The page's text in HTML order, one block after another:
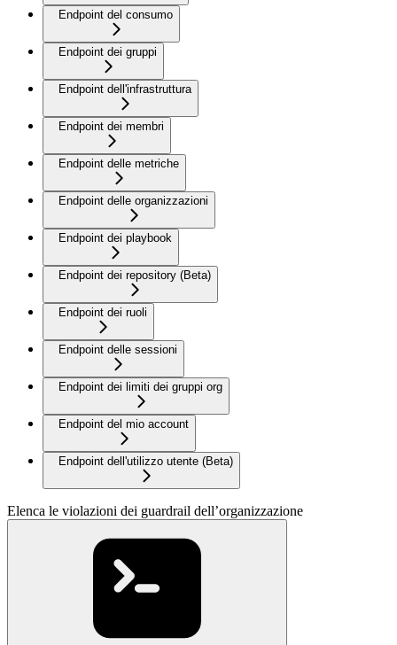
Endpoint del consumo
Endpoint dei gruppi
Endpoint dell'infrastruttura
Endpoint dei membri
Endpoint delle metriche
Endpoint delle organizzazioni
Endpoint dei playbook
Endpoint dei repository (Beta)
Endpoint dei ruoli
Endpoint delle sessioni
Endpoint dei limiti dei gruppi org
Endpoint del mio account
Endpoint dell'utilizzo utente (Beta)
Elenca le violazioni dei guardrail dell’organizzazione